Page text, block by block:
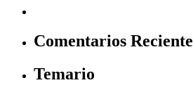
Comentarios Reciente
Temario